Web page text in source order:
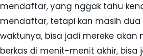
mendaftar, yang nggak tahu
mendaftar, tetapi kan masih
waktunya, bisa jadi mereke akan
berkas di menit-menit akhir, bisa